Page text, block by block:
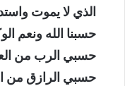
الذي لا يموت
حسبنا الله ونعم
حسبي الرب من
حسبي الرازق من